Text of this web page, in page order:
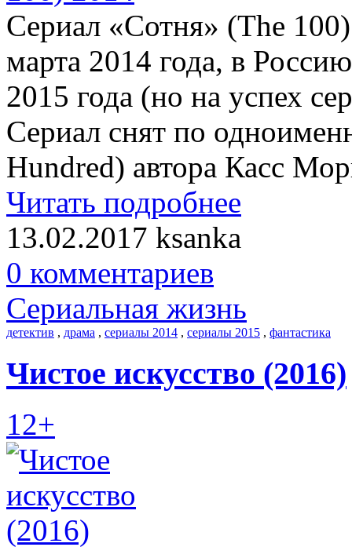
Сериал «Сотня» (The
марта 2014 года, в
2015 года (но на успех
Сериал снят по
Hundred) автора Касс
Читать подробнее
13.02.2017 ksanka
0 комментариев
Сериальная жизнь
детектив , драма , сериалы 2014 , сериалы 2015 , фантастика
Чистое искусство (2016)
12+